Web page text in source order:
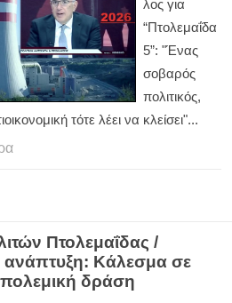
λος για
“Πτολεμαΐδα
5”: "Ένας
σοβαρός
πολιτικός,
τότε λέει να κλείσει"...
Πτολεμαΐδας /
ανάπτυξη: Κάλεσμα σε
δράση